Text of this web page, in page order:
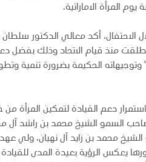
المرأة الاماراتية.
الاحتفال، أكد معالي الدكتور سلطان
منذ قيام الاتحاد وذلك بفضل
الحكيمة بضرورة تنمية
دعم القيادة لتمكين المرأة
السمو الشيخ محمد بن راشد آل
محمد بن زايد آل نهيان، ولي
يعكس الرؤية بعيدة المدى